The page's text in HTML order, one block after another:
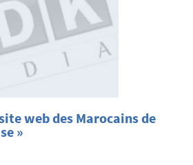
web des Marocains de
»